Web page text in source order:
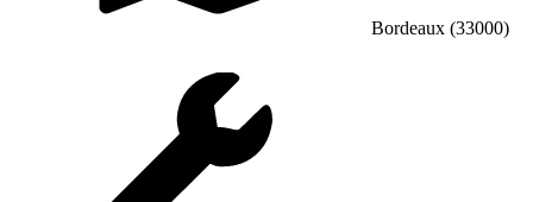
Bordeaux (33000)